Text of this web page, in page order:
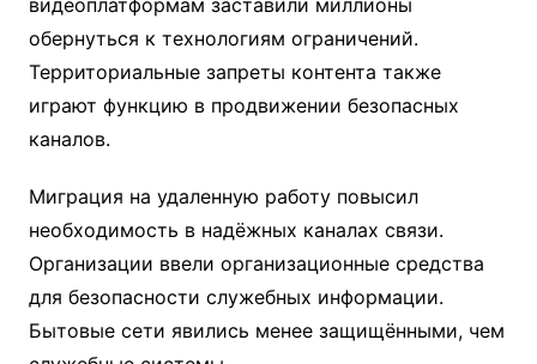
видеоплатформам заставили миллионы
обернуться к технологиям ограничений.
Территориальные запреты контента также
играют функцию в продвижении безопасных
каналов.
Миграция на удаленную работу повысил
необходимость в надёжных каналах связи.
Организации ввели организационные средства
для безопасности служебных информации.
Бытовые сети явились менее защищёнными, чем